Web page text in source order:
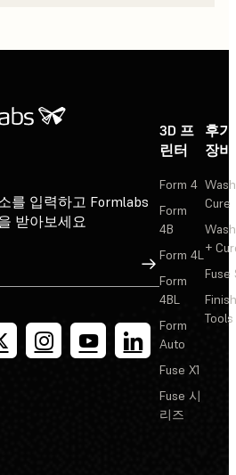
를 입력하고 Formlabs
받아보세요
가입
3D 프
린터
Form 4
Form
4B
Form 4L
Form
4BL
Form
Auto
Fuse X1
Fuse 시
리즈
후
장비
Cure
+
Fuse
Tools